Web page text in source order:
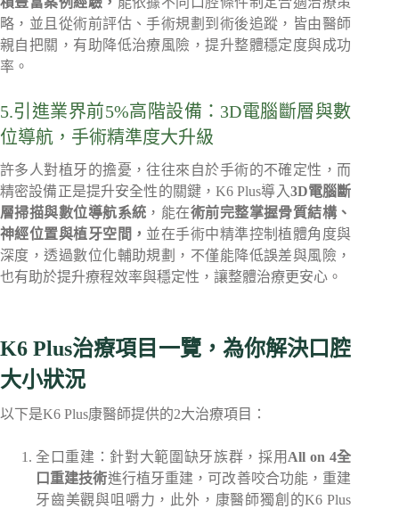
略，並且從術前評估、手術規劃到術後追蹤，皆由醫師
親自把關，有助降低治療風險，提升整體穩定度與成功
率。
5.引進業界前5%高階設備：3D電腦斷層與數
位導航，手術精準度大升級
許多人對植牙的擔憂，往往來自於手術的不確定性，而
精密設備正是提升安全性的關鍵，K6 Plus導入3D電腦斷
層掃描與數位導航系統 ，能在術前完整掌握骨質結構、
神經位置與植牙空間， 並在手術中精準控制植體角度與
深度，透過數位化輔助規劃，不僅能降低誤差與風險，
也有助於提升療程效率與穩定性，讓整體治療更安心。
K6 Plus治療項目一覽，為你解決口腔
大小狀況
以下是K6 Plus康醫師提供的2大治療項目：
全口重建：針對大範圍缺牙族群，採用 All on 4全
口重建技術進行植牙重建，可改善咬合功能，重建
牙齒美觀與咀嚼力，此外，康醫師獨創的K6 Plus